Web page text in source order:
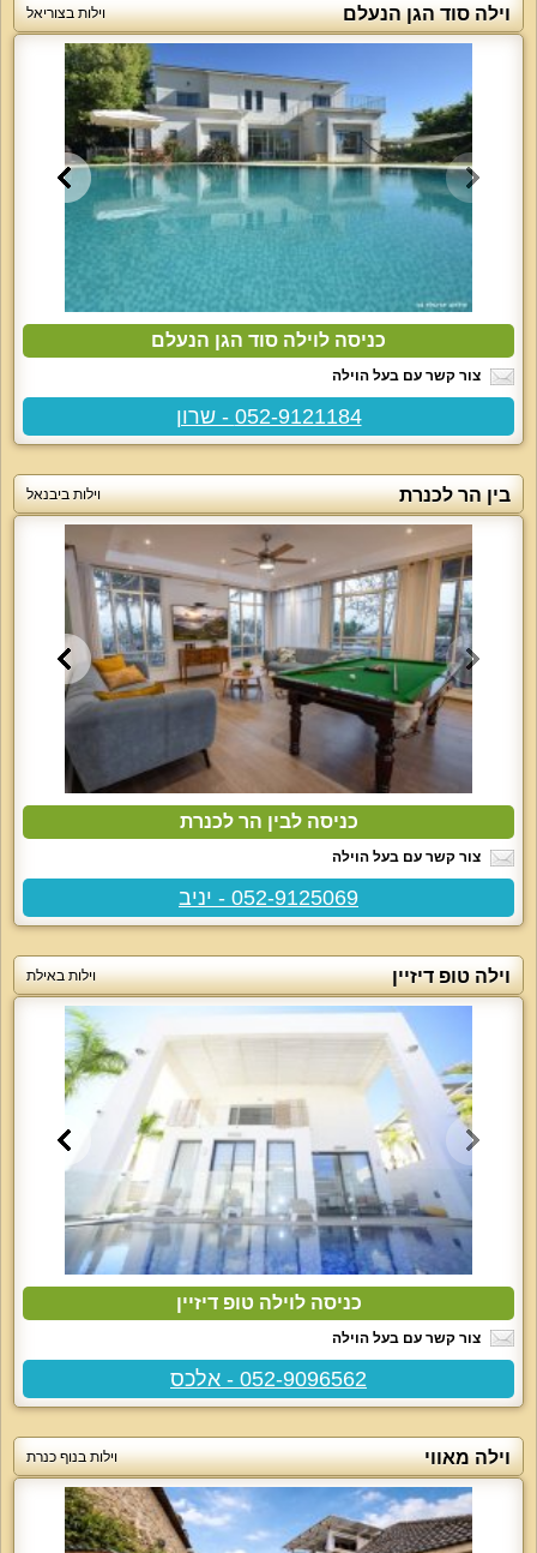
וילה סוד הגן הנעלם וילות בצוריאל
כניסה לוילה סוד הגן הנעלם
צור קשר עם בעל הוילה
052-9121184 - שרון
בין הר לכנרת וילות ביבנאל
כניסה לבין הר לכנרת
צור קשר עם בעל הוילה
052-9125069 - יניב
וילה טופ דיזיין וילות באילת
כניסה לוילה טופ דיזיין
צור קשר עם בעל הוילה
052-9096562 - אלכס
וילה מאווי וילות בנוף כנרת